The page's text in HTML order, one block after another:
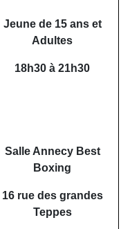
Jeune de 15 ans et
Adultes
18h30 à 21h30
Salle Annecy Best
Boxing
16 rue des grandes
Teppes